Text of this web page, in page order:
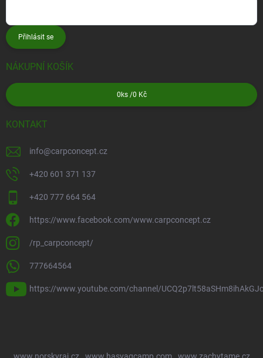
Přihlásit se
NÁKUPNÍ KOŠÍK
0 ks /0 Kč
KONTAKT
info@carpconcept.cz
+420 601 371 137
+420 777 664 564
https://www.facebook.com/www.carpconcept.cz
/rp_carpconcept/
777664564
https://www.youtube.com/channel/